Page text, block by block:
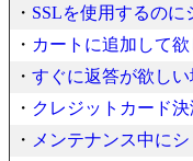
・ SSLを使用するの
・ カートに追加して
・ すぐに返答が欲し
・ クレジットカード
・ メンテナンス中に